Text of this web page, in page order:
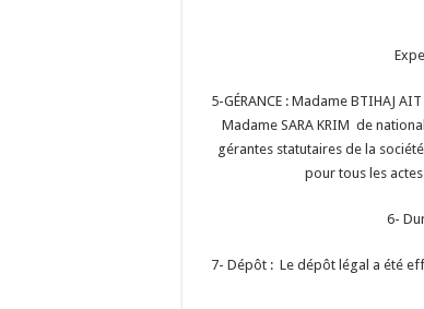
5-GÉRANCE : Madame BTIHAJ
Madame SARA KRIM de
gérantes statutaires de la
pour tous les
6-
7- Dépôt : Le dépôt légal a été